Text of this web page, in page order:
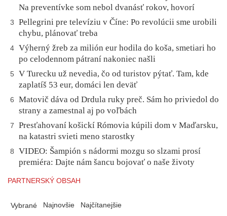
Na preventívke som nebol dvanásť rokov, hovorí
3
Pellegrini pre televíziu v Číne: Po revolúcii sme urobili
chybu, plánovať treba
4 Výherný žreb za milión eur hodila do koša, smetiari ho
po celodennom pátraní nakoniec našli
5
V Turecku už nevedia, čo od turistov pýtať. Tam, kde
zaplatíš 53 eur, domáci len deväť
6
Matovič dáva od Drdula ruky preč. Sám ho priviedol do
strany a zamestnal aj po voľbách
7
Presťahovaní košickí Rómovia kúpili dom v Maďarsku,
na katastri svieti meno starostky
8
VIDEO: Šampión s nádormi mozgu so slzami prosí
premiéra: Dajte nám šancu bojovať o naše životy
PARTNERSKÝ OBSAH
Vybrané Najnovšie Najčítanejšie